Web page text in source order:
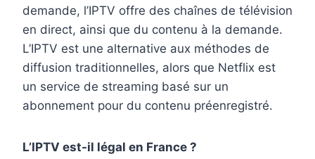
demande, l’IPTV offre des chaînes de télévision
en direct, ainsi que du contenu à la demande.
L’IPTV est une alternative aux méthodes de
diffusion traditionnelles, alors que Netflix est
un service de streaming basé sur un
abonnement pour du contenu préenregistré.
L’IPTV est-il légal en France ?